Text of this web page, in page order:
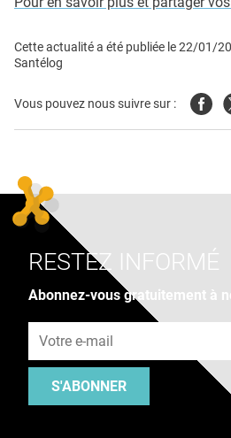
Cette actualité a été publiée le22/01/
Santélog
Vous pouvez nous suivre sur :
RESTEZ INFORMÉ
Abonnez-vous gratuitement à
S'ABONNER